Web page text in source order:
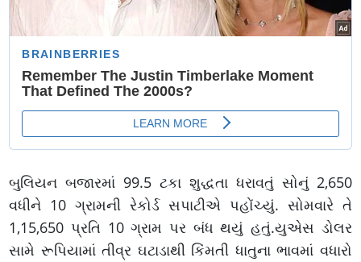
બુલિયન બજારમાં 99.5 ટકા શુદ્ધતા ધરાવતું સોનું 2,650
વધીને 10 ગ્રામની રેકોર્ડ સપાટીએ પહોંચ્યું. સોમવારે તે
1,15,650 પ્રતિ 10 ગ્રામ પર બંધ થયું હતું.યુએસ ડોલર
સામે રૂપિયામાં તીવ્ર ઘટાડાથી કિંમતી ધાતુના ભાવમાં વધારો